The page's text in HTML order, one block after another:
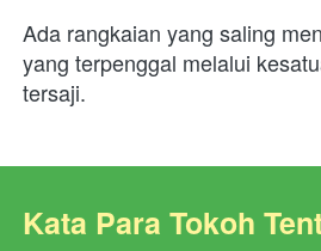
Ada rangkaian yang saling
yang terpenggal melalui
tersaji.
Kata Para Tokoh